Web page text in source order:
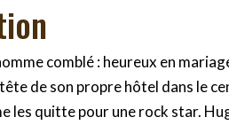
comblé : heureux en
tête de son propre hôtel dans le
les quitte pour une rock star.